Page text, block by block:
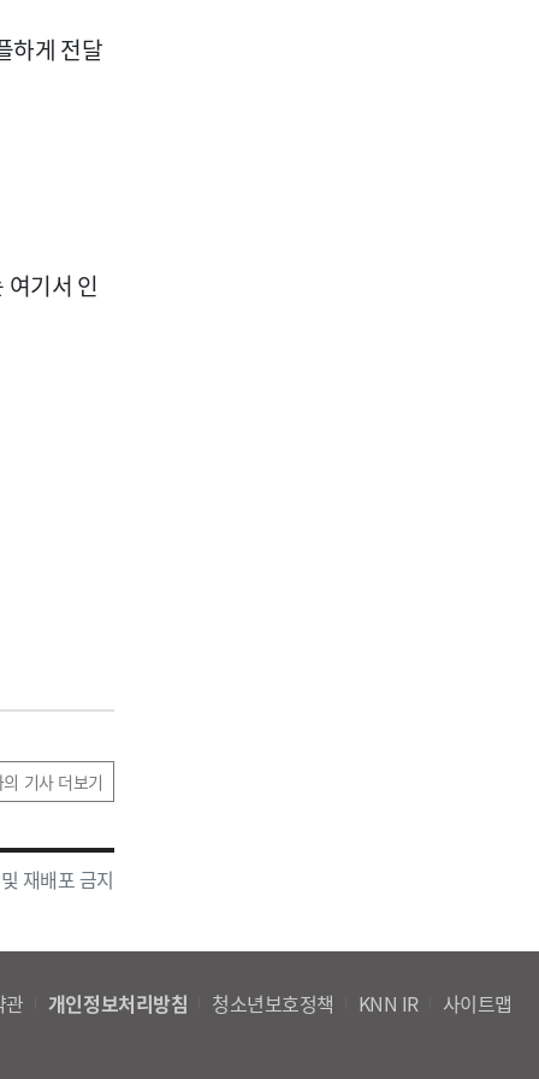
하게 전달
기서 인
기사 더보기
재배포 금지
관 개인정보처리방침 청소년보호정책 KNN IR 사이트맵